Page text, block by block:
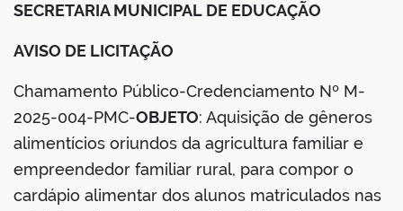
SECRETARIA MUNICIPAL DE EDUCAÇÃO
AVISO DE LICITAÇÃO
Chamamento Público-Credenciamento Nº M-
2025-004-PMC-OBJETO: Aquisição de gêneros
alimentícios oriundos da agricultura familiar e
empreendedor familiar rural, para compor o
cardápio alimentar dos alunos matriculados nas